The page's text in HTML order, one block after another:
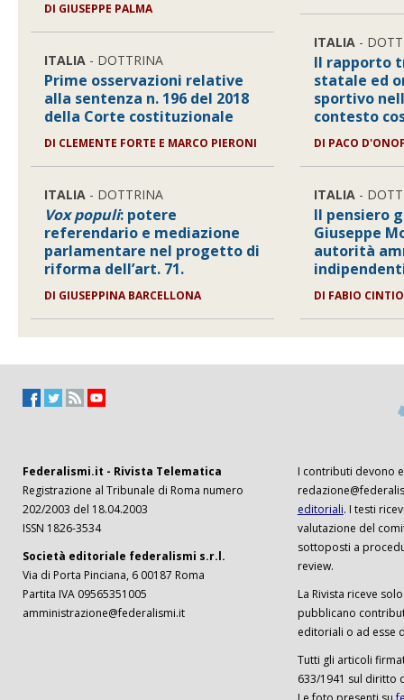
DI GIUSEPPE PALMA
ITALIA - DOTTRINA
Prime osservazioni relative
alla sentenza n. 196 del 2018
della Corte costituzionale
DI CLEMENTE FORTE E MARCO PIERONI
ITALIA - DOTTRINA
Vox populi: potere
referendario e mediazione
parlamentare nel progetto di
riforma dell’art. 71.
DI GIUSEPPINA BARCELLONA
ITALIA -
Il rapporto
statale ed
sportivo
contesto
DI PACO
ITALIA -
Il pensiero
Giuseppe
autorità
DI FABIO
Federalismi.it - Rivista Telematica
Registrazione al Tribunale di Roma numero
202/2003 del 18.04.2003
ISSN 1826-3534
Società editoriale federalismi s.r.l.
Via di Porta Pinciana, 6 00187 Roma
Partita IVA 09565351005
amministrazione@federalismi.it
I contributi devono
editoriali. I testi
valutazione del
sottoposti a
review.
La Rivista riceve
pubblicano
editoriali o ad esse
Tutti gli articoli
633/1941 sul diritto